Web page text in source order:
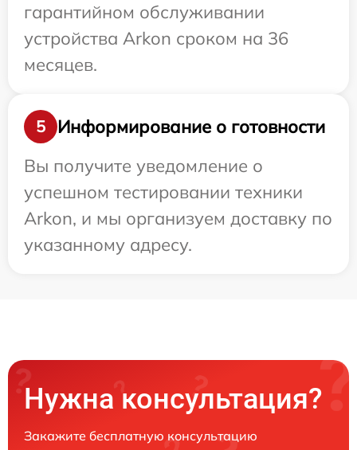
гарантийном обслуживании
устройства Arkon сроком на 36
месяцев.
5
Информирование о готовности
Вы получите уведомление о
успешном тестировании техники
Arkon, и мы организуем доставку по
указанному адресу.
Нужна консультация?
Закажите бесплатную консультацию